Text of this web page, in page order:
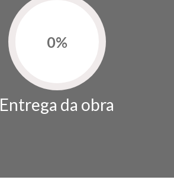
0%
Entrega da obra